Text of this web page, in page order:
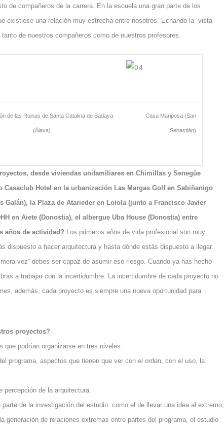
de compañeros de la carrera. En la escuela una gran parte de los
existiese una relación muy estrecha entre nosotros. Echando la vista
de nuestros compañeros como de nuestros profesores.
de las Ruinas de Santa Catalina de Badaya
(Álava)
Casa Mariposa (San
Sebastián)
desde viviendas unifamiliares en Chimillas y Senegüe
Hotel en la urbanización Las Margas Golf en Sabiñanigo
Galán), la Plaza de Atarieder en Loiola (junto a Francisco Javier
en Aiete (Donostia), el albergue Uba House (Donostia) entre
años de actividad? Los primeros años de vida profesional son muy
dispuesto a hacer arquitectura y hasta dónde estás dispuesto a llegar.
vez” debes ser capaz de asumir ese riesgo. Cuando ya has hecho
a trabajar con la incertidumbre. La incertidumbre de cada proyecto no
además, cada proyecto es siempre una nueva oportunidad para
proyectos?
que podrían organizarse en tres niveles:
programa, aspectos que tienen que ver con el orden, con el uso, la
percepción de la arquitectura.
de la investigación del estudio: como el de llevar una idea al extremo,
generación de relaciones extremas entre partes del programa, el estudio